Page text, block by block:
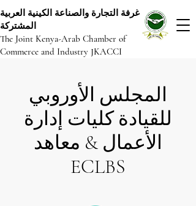
غرفة التجارة والصناعة الكينية العربية
المشتركة
The Joint Kenya-Arab Chamber of
Commerce and Industry JKACCI
المجلس الأوروبي
للقيادة كليات إدارة
الأعمال & معاهد
ECLBS